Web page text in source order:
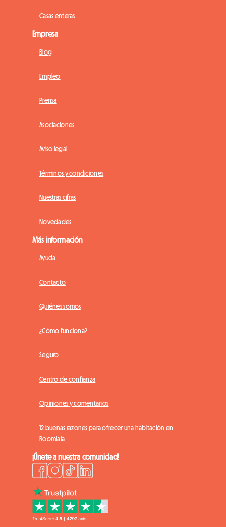
Casas enteras
Empresa
Blog
Empleo
Prensa
Asociaciones
Aviso legal
Términos y condiciones
Nuestras cifras
Novedades
Más información
Ayuda
Contacto
Quiénes somos
¿Cómo funciona?
Seguro
Centro de confianza
Opiniones y comentarios
12 buenas razones para ofrecer una habitación en
Roomlala
¡Únete a nuestra comunidad!